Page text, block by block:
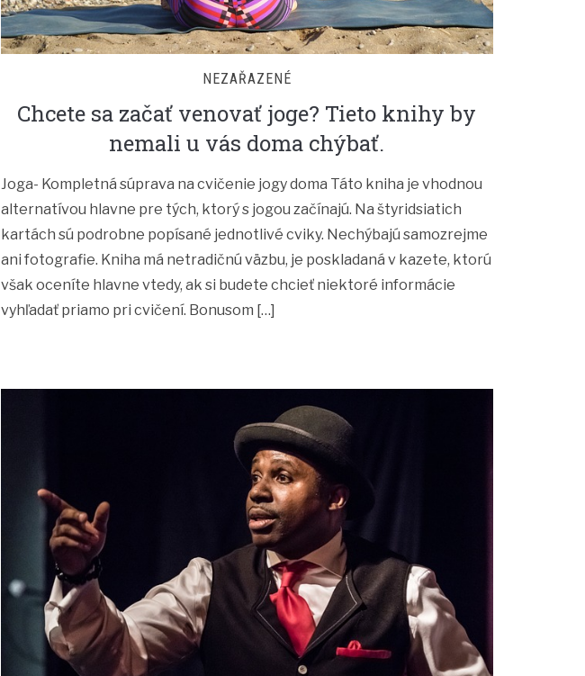
NEZAŘAZENÉ
Chcete sa začať venovať joge? Tieto knihy by
nemali u vás doma chýbať.
Joga- Kompletná súprava na cvičenie jogy doma Táto kniha je vhodnou
alternatívou hlavne pre tých, ktorý s jogou začínajú. Na štyridsiatich
kartách sú podrobne popísané jednotlivé cviky. Nechýbajú samozrejme
ani fotografie. Kniha má netradičnú väzbu, je poskladaná v kazete, ktorú
však oceníte hlavne vtedy, ak si budete chcieť niektoré informácie
vyhľadať priamo pri cvičení. Bonusom […]